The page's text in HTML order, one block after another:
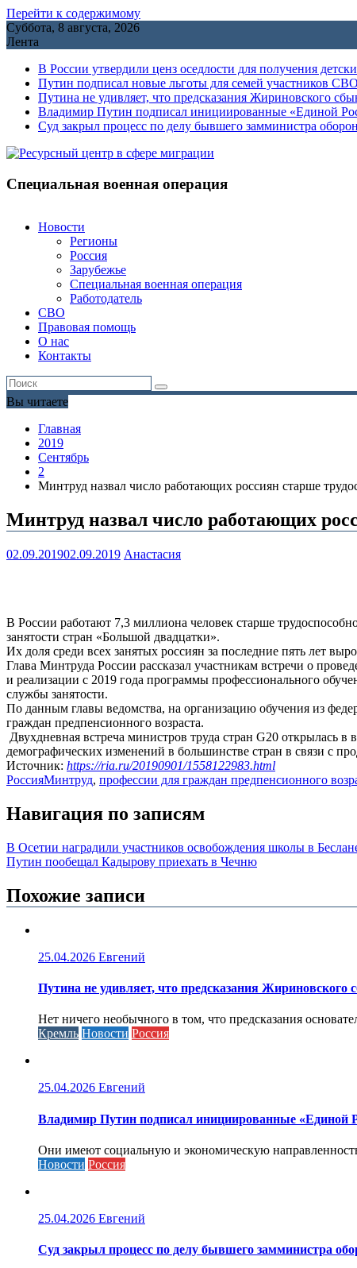
Перейти к содержимому
Суббота, 8 августа, 2026
Лента
В России утвердили ценз оседлости для получения
Путин подписал новые льготы для семей участников
Путина не удивляет, что предсказания Жириновского
Владимир Путин подписал инициированные «Единой
Cуд закрыл процесс по делу бывшего замминистра
Специальная военная операция
Новости
Регионы
Россия
Зарубежье
Специальная военная операция
Работодатель
СВО
Правовая помощь
О нас
Контакты
Вы читаете
Главная
2019
Сентябрь
2
Минтруд назвал число работающих россиян старше
Минтруд назвал число работающих
02.09.201902.09.2019 Анастасия
В России работают 7,3 миллиона человек старше
занятости стран «Большой двадцатки».
Их доля среди всех занятых россиян за последние пять лет
Глава Минтруда России рассказал участникам встречи о
и реализации с 2019 года программы профессионального
службы занятости.
По данным главы ведомства, на организацию обучения из
граждан предпенсионного возраста.
Двухдневная встреча министров труда стран G20 открылась
демографических изменений в большинстве стран в связи с
Источник: https://ria.ru/20190901/1558122983.html
РоссияМинтруд, профессии для граждан предпенсионного
Навигация по записям
В Осетии наградили участников освобождения школы в
Путин пообещал Кадырову приехать в Чечню
Похожие записи
25.04.2026 Евгений
Путина не удивляет, что предсказания Жириновского
Нет ничего необычного в том, что предсказания
Кремль Новости Россия
25.04.2026 Евгений
Владимир Путин подписал инициированные «Единой
Они имеют социальную и экономическую
Новости Россия
25.04.2026 Евгений
Cуд закрыл процесс по делу бывшего замминистра